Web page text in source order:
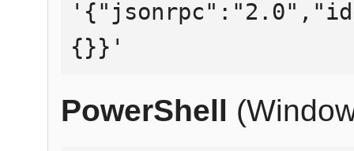
{}}'
PowerShell